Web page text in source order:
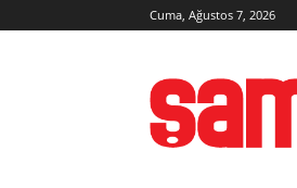
Cuma, Ağustos 7, 2026